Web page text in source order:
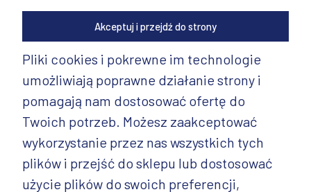
INFORMACJE
PRODUKTY CD.
POZOSTAŁE
Akceptuj i przejdź do strony
Pliki cookies i pokrewne im technologie
umożliwiają poprawne działanie strony i
pomagają nam dostosować ofertę do
Twoich potrzeb. Możesz zaakceptować
wykorzystanie przez nas wszystkich tych
plików i przejść do sklepu lub dostosować
użycie plików do swoich preferencji,